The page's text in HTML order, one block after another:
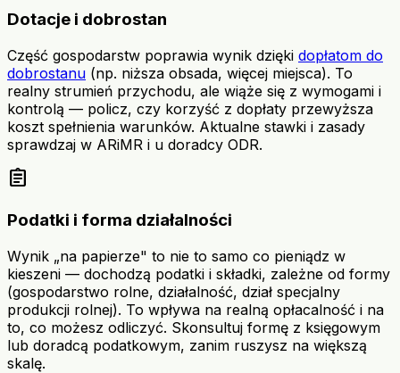
Dotacje i dobrostan
Część gospodarstw poprawia wynik dzięki dopłatom do
dobrostanu (np. niższa obsada, więcej miejsca). To
realny strumień przychodu, ale wiąże się z wymogami i
kontrolą — policz, czy korzyść z dopłaty przewyższa
koszt spełnienia warunków. Aktualne stawki i zasady
sprawdzaj w ARiMR i u doradcy ODR.
assignment
Podatki i forma działalności
Wynik „na papierze" to nie to samo co pieniądz w
kieszeni — dochodzą podatki i składki, zależne od formy
(gospodarstwo rolne, działalność, dział specjalny
produkcji rolnej). To wpływa na realną opłacalność i na
to, co możesz odliczyć. Skonsultuj formę z księgowym
lub doradcą podatkowym, zanim ruszysz na większą
skalę.